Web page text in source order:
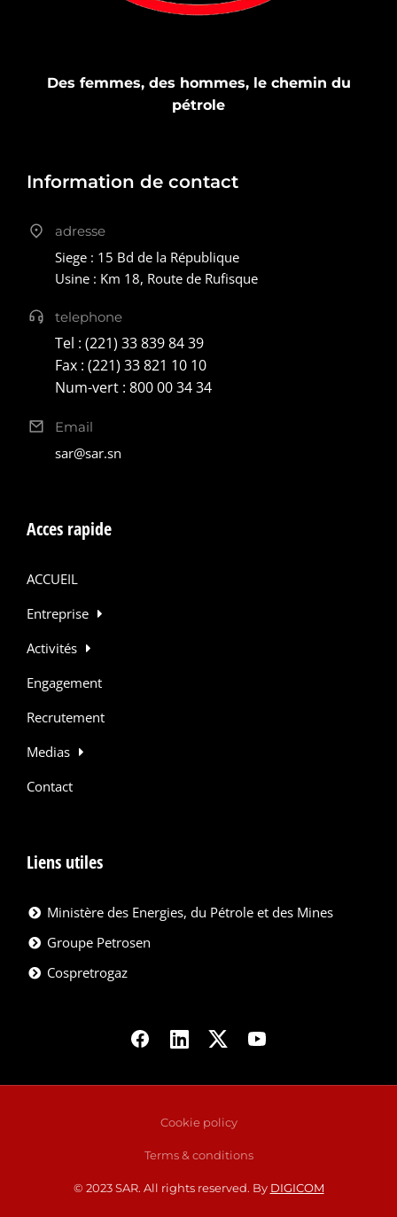
Des femmes, des hommes, le chemin du
pétrole
Information de contact
adresse
Siege : 15 Bd de la République
Usine : Km 18, Route de Rufisque
telephone
Tel : (221) 33 839 84 39
Fax : (221) 33 821 10 10
Num-vert : 800 00 34 34
Email
sar@sar.sn
Acces rapide
ACCUEIL
Entreprise
Activités
Engagement
Recrutement
Medias
Contact
Liens utiles
Ministère des Energies, du Pétrole et des Mines
Groupe Petrosen
Cospretrogaz
© 2023 SAR. All rights reserved. By DIGICOM
Cookie policy
Terms & conditions